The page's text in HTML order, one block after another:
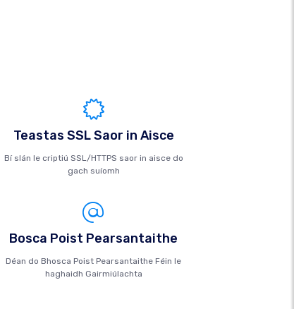
Teastas SSL Saor in Aisce
Bí slán le criptiú SSL/HTTPS saor in aisce do
gach suíomh
Bosca Poist Pearsantaithe
Déan do Bhosca Poist Pearsantaithe Féin le
haghaidh Gairmiúlachta